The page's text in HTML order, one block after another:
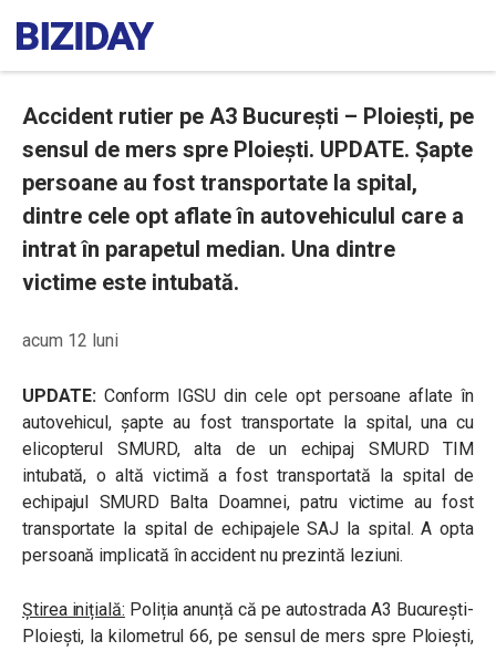
Accident rutier pe A3 București – Ploiești, pe
sensul de mers spre Ploiești. UPDATE. Șapte
persoane au fost transportate la spital,
dintre cele opt aflate în autovehiculul care a
intrat în parapetul median. Una dintre
victime este intubată.
acum 12 luni
UPDATE: Conform IGSU din cele opt persoane aflate în
autovehicul, șapte au fost transportate la spital, una cu
elicopterul SMURD, alta de un echipaj SMURD TIM
intubată, o altă victimă a fost transportată la spital de
echipajul SMURD Balta Doamnei, patru victime au fost
transportate la spital de echipajele SAJ la spital. A opta
persoană implicată în accident nu prezintă leziuni.
Știrea inițială: Poliția anunță că pe autostrada A3 București-
Ploiești, la kilometrul 66, pe sensul de mers spre Ploiești,